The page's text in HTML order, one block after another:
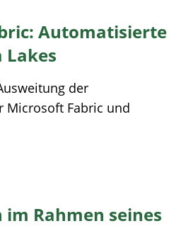
Automatisierte
der
Microsoft Fabric und
Rahmen seines